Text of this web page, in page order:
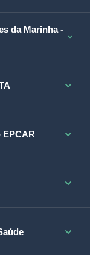
da Marinha -
EPCAR